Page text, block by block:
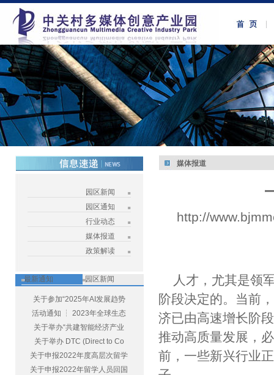
园区新闻
园区通知
行业动态
媒体报道
政策解读
最新通知 园区新闻
关于参加“2025年AI发展趋势
活动通知 ┆ 2023年全球生态
关于举办“共建智能经济产业
关于举办 DTC (Direct to Co
关于申报2022年度高层次留学
关于申报2022年留学人员回国
媒体报道
http://
人才，尤其是领
阶段决定的。当前
济已由高速增长阶
推动高质量发展，
前，一些新兴行业